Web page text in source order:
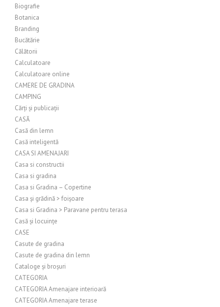
Biografie
Botanica
Branding
Bucătărie
Călătorii
Calculatoare
Calculatoare online
CAMERE DE GRADINA
CAMPING
Cărți și publicații
CASĂ
Casă din lemn
Casă inteligentă
CASA SI AMENAJARI
Casa si constructii
Casa si gradina
Casa si Gradina – Copertine
Casa și grădină > foișoare
Casa si Gradina > Paravane pentru terasa
Casă și locuințe
CASE
Casute de gradina
Casute de gradina din lemn
Cataloge și broșuri
CATEGORIA
CATEGORIA Amenajare interioară
CATEGORIA Amenajare terase